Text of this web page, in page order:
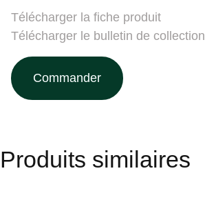
Télécharger la fiche produit
Télécharger le bulletin de collection
Commander
Produits similaires